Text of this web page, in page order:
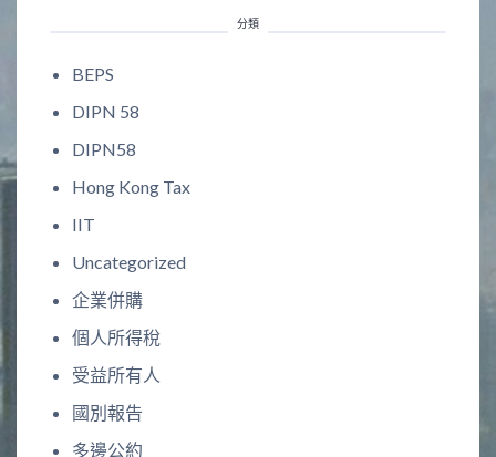
分類
BEPS
DIPN 58
DIPN58
Hong Kong Tax
IIT
Uncategorized
企業併購
個人所得稅
受益所有人
國別報告
多邊公約